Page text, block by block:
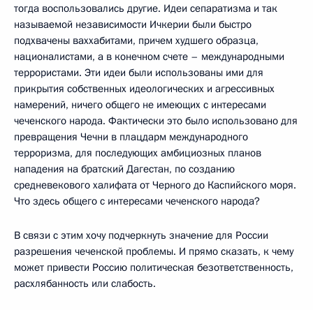
тогда воспользовались другие. Идеи сепаратизма и так
называемой независимости Ичкерии были быстро
подхвачены ваххабитами, причем худшего образца,
националистами, а в конечном счете – международными
террористами. Эти идеи были использованы ими для
прикрытия собственных идеологических и агрессивных
намерений, ничего общего не имеющих с интересами
чеченского народа. Фактически это было использовано для
превращения Чечни в плацдарм международного
терроризма, для последующих амбициозных планов
нападения на братский Дагестан, по созданию
средневекового халифата от Черного до Каспийского моря.
Что здесь общего с интересами чеченского народа?
В связи с этим хочу подчеркнуть значение для России
разрешения чеченской проблемы. И прямо сказать, к чему
может привести Россию политическая безответственность,
расхлябанность или слабость.